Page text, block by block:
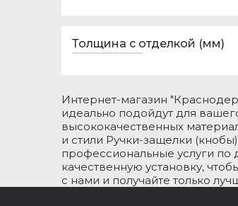
Толщина с отделкой (мм)
Интернет-магазин
идеально подойдут для
высококачественных
и стили Ручки-защелки
профессиональные услуги по
качественную установку,
с нами и получайте только